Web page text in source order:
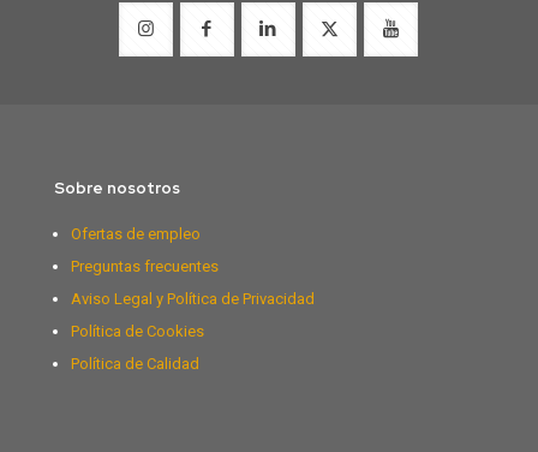
Sobre nosotros
Ofertas de empleo
Preguntas frecuentes
Aviso Legal y Política de Privacidad
Política de Cookies
Política de Calidad